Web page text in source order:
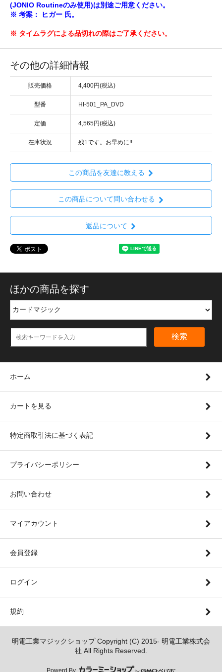
(JONIO Routineのみ使用)は別途ご用意ください。
※ 考案： ヒガー 氏。
※ タイムラグによる品切れの際はご了承ください。
その他の詳細情報
販売価格 4,400円(税込)
型番 HI-501_PA_DVD
定価 4,565円(税込)
在庫状況 残1です。お早めに!!
この商品を友達に教える
この商品について問い合わせる
返品について
ほかの商品を探す
検索
ホーム
カートを見る
特定商取引法に基づく表記
プライバシーポリシー
お問い合わせ
マイアカウント
会員登録
ログイン
規約
明電工業マジックショップ Copyright (C) 2015- 明電工業株式会
社 All Rights Reserved.